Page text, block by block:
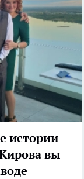
истории
вы